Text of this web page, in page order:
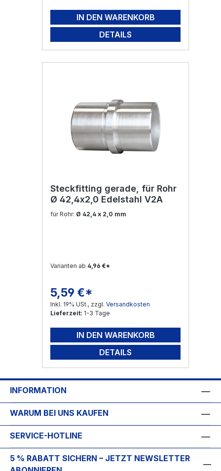
IN DEN WARENKORB
DETAILS
Steckfitting gerade, für Rohr
Ø 42,4x2,0 Edelstahl V2A
für Rohr: Ø 42,4 x 2,0 mm
Varianten ab 4,96 €*
Regulärer Preis:
5,59 €*
Inkl. 19% USt., zzgl. Versandkosten
Lieferzeit: 1-3 Tage
IN DEN WARENKORB
DETAILS
INFORMATION
WARUM BEI UNS KAUFEN
SERVICE-HOTLINE
5 % RABATT SICHERN – JETZT NEWSLETTER